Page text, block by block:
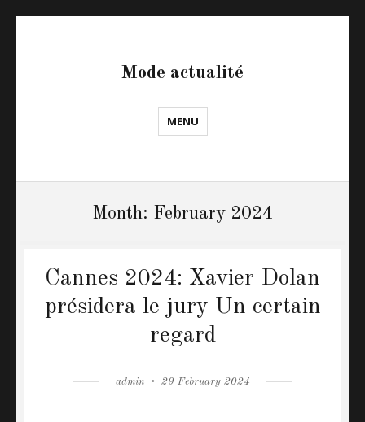
Mode actualité
MENU
Month: February 2024
Cannes 2024: Xavier Dolan
présidera le jury Un certain
regard
Author
admin
Posted
29 February 2024